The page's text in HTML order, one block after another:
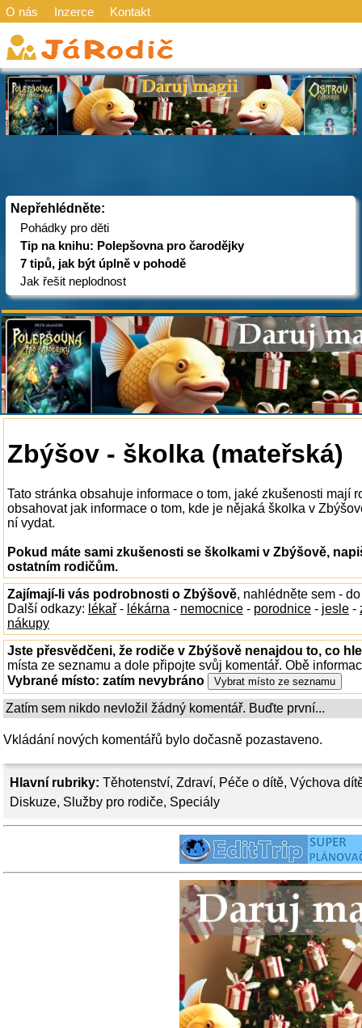
O nás Inzerce Kontakt
Nepřehlédněte:
Pohádky pro děti
Tip na knihu: Polepšovna pro čarodějky
7 tipů, jak být úplně v pohodě
Jak řešit neplodnost
Hlavní rubriky: Těhotenství, Zdraví, Péče o dítě, Výchova
Diskuze, Služby pro rodiče, Speciály
Zbýšov - školka (mateřská)
Tato stránka obsahuje informace o tom, jaké zkušenosti mají
obsahovat jak informace o tom, kde je nějaká školka v
ní vydat.
Pokud máte sami zkušenosti se školkami v Zbýšově,
ostatním rodičům.
Zajímají-li vás podrobnosti o Zbýšově, nahlédněte sem -
Další odkazy: lékař - lékárna - nemocnice - porodnice - jesle -
nákupy
Jste přesvědčeni, že rodiče v Zbýšově nenajdou to, co
místa ze seznamu a dole připojte svůj komentář. Obě
Vybrané místo: zatím nevybráno
Zatím sem nikdo nevložil žádný komentář. Buďte první...
Vkládání nových komentářů bylo dočasně pozastaveno.